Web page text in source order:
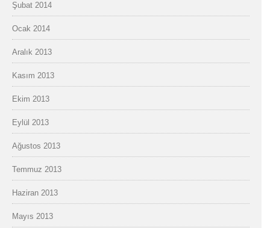
Şubat 2014
Ocak 2014
Aralık 2013
Kasım 2013
Ekim 2013
Eylül 2013
Ağustos 2013
Temmuz 2013
Haziran 2013
Mayıs 2013